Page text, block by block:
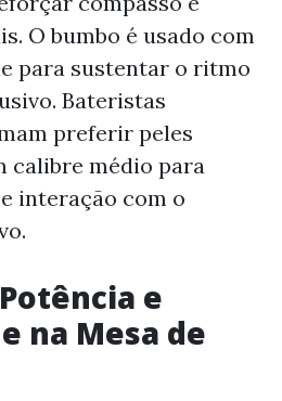
O bumbo é usado com
para sustentar o ritmo
Bateristas
preferir peles
calibre médio para
interação com o
e
na Mesa de